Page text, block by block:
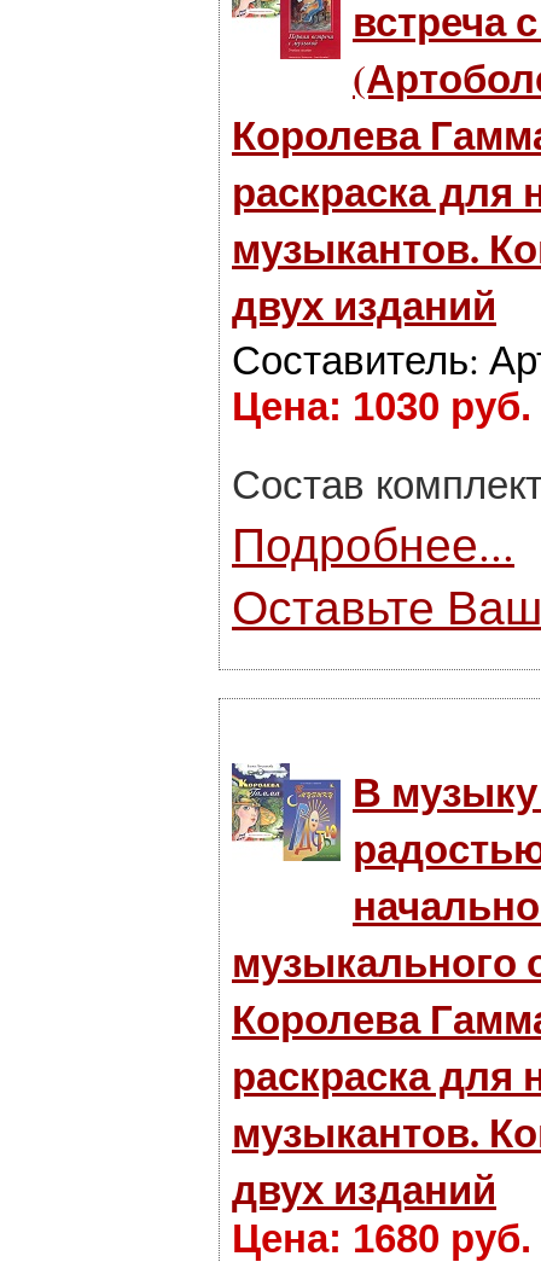
встреча
Королева
раскраска
музыкантов.
двух изданий
Составитель:
Цена: 1030 руб.
Состав
Подробнее...
Оставьте
В
музыкального
Королева
раскраска
музыкантов.
двух изданий
Цена: 1680 руб.